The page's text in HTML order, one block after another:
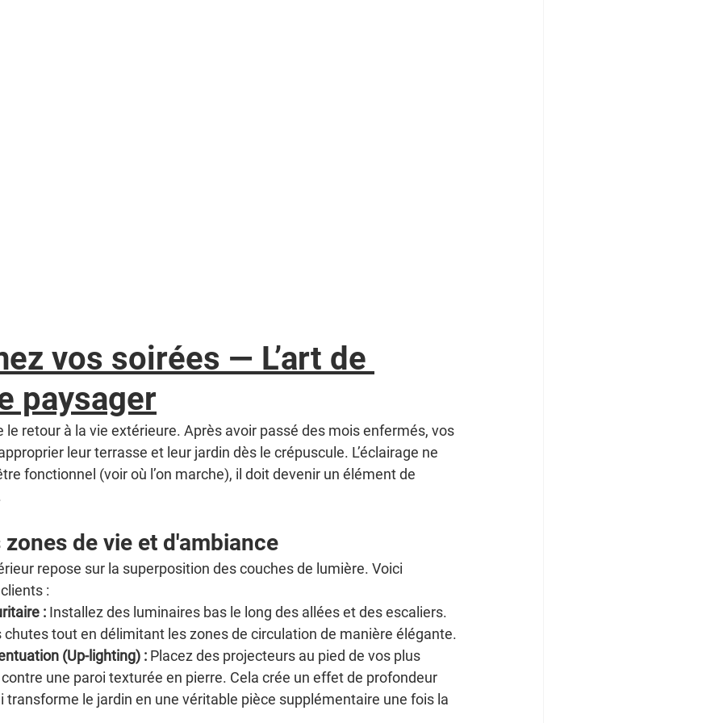
vos soirées — L’art de
paysager
le retour à la vie extérieure. Après avoir passé des mois enfermés, vos
leur terrasse et leur jardin dès le crépuscule. L’éclairage ne
fonctionnel (voir où l’on marche), il doit devenir un élément de
zones de vie et d'ambiance
repose sur la superposition des couches de lumière. Voici
:
: Installez des luminaires bas le long des allées et des escaliers.
chutes tout en délimitant les zones de circulation de manière élégante.
(Up-lighting) : Placez des projecteurs au pied de vos plus
une paroi texturée en pierre. Cela crée un effet de profondeur
transforme le jardin en une véritable pièce supplémentaire une fois la